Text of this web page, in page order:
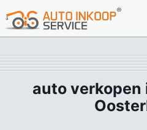
auto verkopen